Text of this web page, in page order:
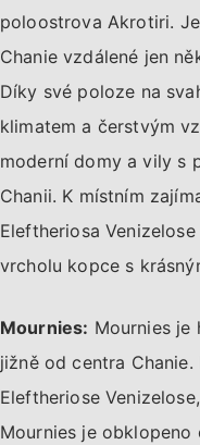
poloostrova Akrotiri.
Chanie vzdálené jen
Díky své poloze na
klimatem a čerstvým
moderní domy a vily s
Chanii. K místním
Eleftheriosa
vrcholu kopce s
Mournies: Mournies je
jižně od centra
Eleftheriose
Mournies je